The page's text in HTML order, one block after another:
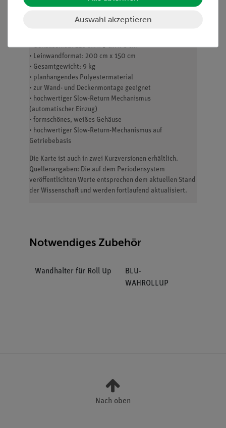
welchem die Beschwerungsstange bündig abschließt, ist
zur Decken- und Wandmontage geeignet.
• Gehäusemaß: 218 cm x 9 cm x 8 cm
• Leinwandformat: 200 cm x 150 cm
• Gesamtgewicht: 9 kg
• planhängendes Polyestermaterial
• zur Wand- und Deckenmontage geeignet
• hochwertiger Slow-Return Mechanismus
(automatischer Einzug)
• formschönes, weißes Gehäuse
• hochwertiger Slow-Return-Mechanismus auf
Getriebebasis
Die Karte ist auch in zwei Kurzversionen erhältlich.
Quellenangaben: Die auf dem Periodensystem
veröffentlichten Werte entsprechen dem aktuellen Stand
der Wissenschaft und werden fortlaufend aktualisiert.
Notwendiges Zubehör
Wandhalter für Roll Up
BLU-
WAHROLLUP
Nach oben
Auswahl akzeptieren